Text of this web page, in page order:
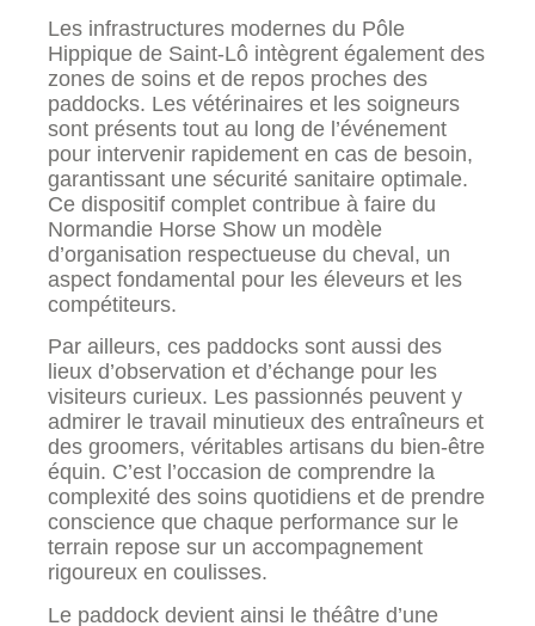
Les infrastructures modernes du Pôle
Hippique de Saint-Lô intègrent également des
zones de soins et de repos proches des
paddocks. Les vétérinaires et les soigneurs
sont présents tout au long de l’événement
pour intervenir rapidement en cas de besoin,
garantissant une sécurité sanitaire optimale.
Ce dispositif complet contribue à faire du
Normandie Horse Show un modèle
d’organisation respectueuse du cheval, un
aspect fondamental pour les éleveurs et les
compétiteurs.
Par ailleurs, ces paddocks sont aussi des
lieux d’observation et d’échange pour les
visiteurs curieux. Les passionnés peuvent y
admirer le travail minutieux des entraîneurs et
des groomers, véritables artisans du bien-être
équin. C’est l’occasion de comprendre la
complexité des soins quotidiens et de prendre
conscience que chaque performance sur le
terrain repose sur un accompagnement
rigoureux en coulisses.
Le paddock devient ainsi le théâtre d’une